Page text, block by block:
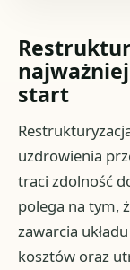
start
uzdrowienia
traci zdolność
polega na tym,
zawarcia
kosztów oraz